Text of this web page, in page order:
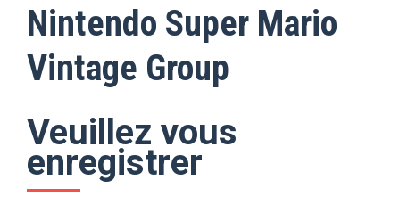
Nintendo Super Mario
Vintage Group
Veuillez vous
enregistrer